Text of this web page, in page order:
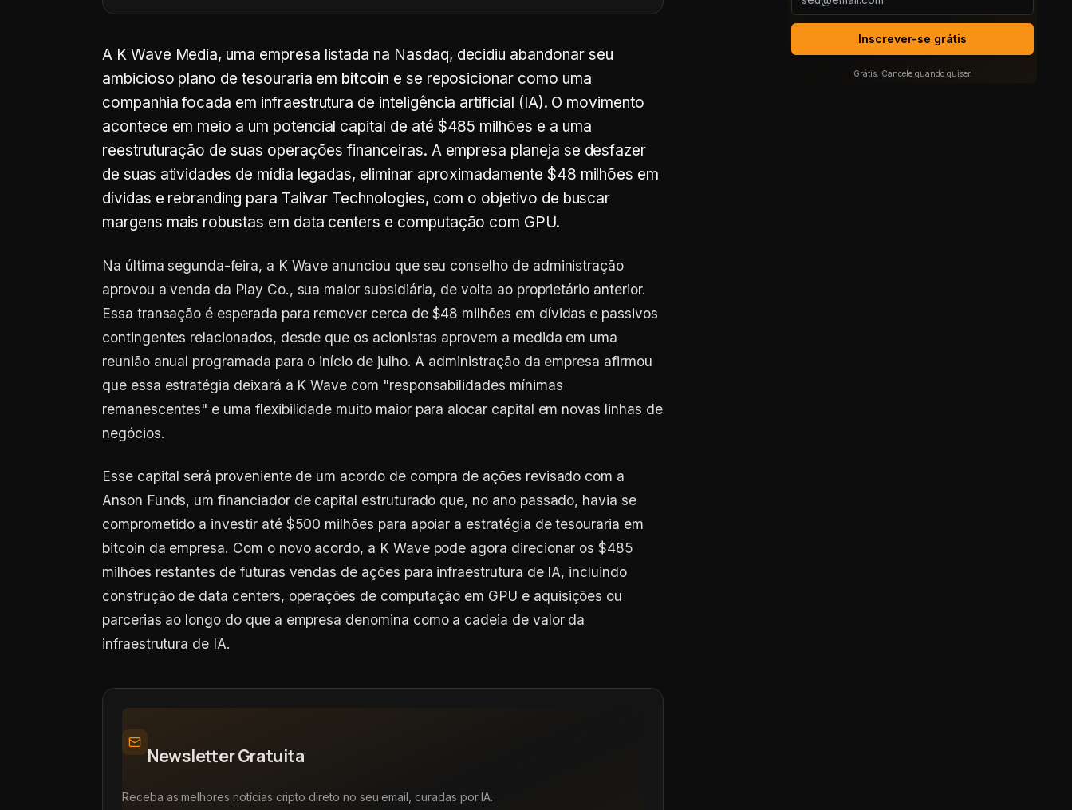
A K Wave Media, uma empresa listada na Nasdaq, decidiu abandonar seu
ambicioso plano de tesouraria em bitcoin e se reposicionar como uma
companhia focada em infraestrutura de inteligência artificial (IA). O movimento
acontece em meio a um potencial capital de até $485 milhões e a uma
reestruturação de suas operações financeiras. A empresa planeja se desfazer
de suas atividades de mídia legadas, eliminar aproximadamente $48 milhões em
dívidas e rebranding para Talivar Technologies, com o objetivo de buscar
margens mais robustas em data centers e computação com GPU.
Na última segunda-feira, a K Wave anunciou que seu conselho de administração
aprovou a venda da Play Co., sua maior subsidiária, de volta ao proprietário anterior.
Essa transação é esperada para remover cerca de $48 milhões em dívidas e passivos
contingentes relacionados, desde que os acionistas aprovem a medida em uma
reunião anual programada para o início de julho. A administração da empresa afirmou
que essa estratégia deixará a K Wave com "responsabilidades mínimas
remanescentes" e uma flexibilidade muito maior para alocar capital em novas linhas de
negócios.
Esse capital será proveniente de um acordo de compra de ações revisado com a
Anson Funds, um financiador de capital estruturado que, no ano passado, havia se
comprometido a investir até $500 milhões para apoiar a estratégia de tesouraria em
bitcoin da empresa. Com o novo acordo, a K Wave pode agora direcionar os $485
milhões restantes de futuras vendas de ações para infraestrutura de IA, incluindo
construção de data centers, operações de computação em GPU e aquisições ou
parcerias ao longo do que a empresa denomina como a cadeia de valor da
infraestrutura de IA.
Newsletter Gratuita
Receba as melhores notícias cripto direto no seu email, curadas por IA.
Inscrever-se grátis
Grátis. Cancele quando quiser.